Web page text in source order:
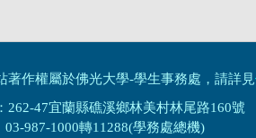
著作權屬於佛光大學-學生事務處，請詳見
262-47宜蘭縣礁溪鄉林美村林尾路160號
03-987-1000轉11288(學務處總機)